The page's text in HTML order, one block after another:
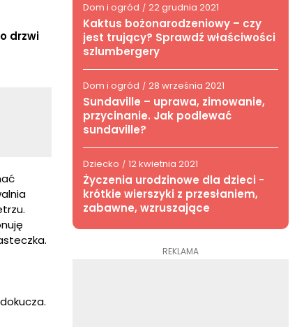
drzwi
Dom i ogród / 22 grudnia 2021
Kaktus bożonarodzeniowy – czy
jest trujący? Sprawdź właściwości
szlumbergery
Dom i ogród / 28 września 2021
Sundaville – uprawa, zimowanie,
przycinanie. Jak podlewać
sundaville?
Dziecko / 12 kwietnia 2021
Życzenia urodzinowe dla dzieci -
krótkie wierszyki z przesłaniem,
zabawne, wzruszające
REKLAMA